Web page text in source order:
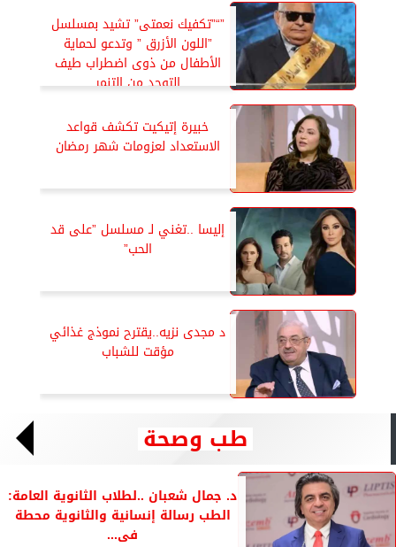
”“”تكفيك نعمتى” تشيد بمسلسل
”اللون الأزرق ” وتدعو لحماية
الأطفال من ذوى اضطراب طيف
التوحد من التنمر
خبيرة إتيكيت تكشف قواعد
الاستعداد لعزومات شهر رمضان
إليسا ..تغني لـ مسلسل ”على قد
الحب”
د مجدى نزيه..يقترح نموذج غذائي
مؤقت للشباب
طب وصحة
د. جمال شعبان ..لطلاب الثانوية العامة:
الطب رسالة إنسانية والثانوية محطة
فى...